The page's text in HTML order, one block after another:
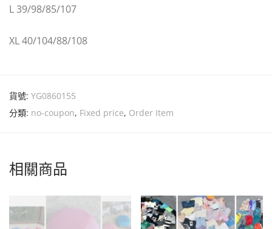
L 39/98/85/107
XL 40/104/88/108
貨號: YG0860155
分類: no-coupon, Fixed price, Order Item
相關商品